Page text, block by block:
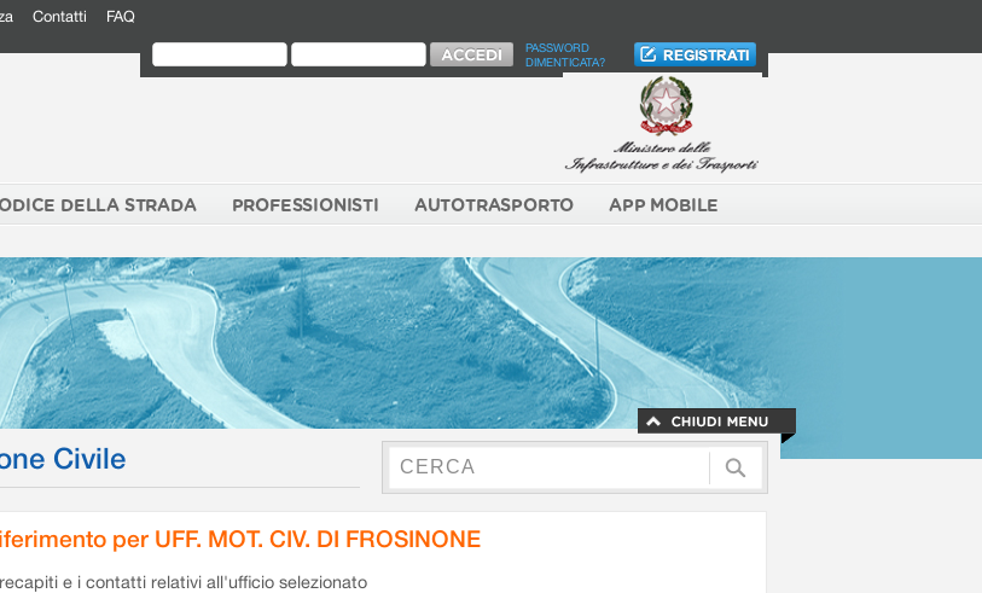
Contatti FAQ
PASSWORD
DIMENTICATA?
DELLA STRADA PROFESSIONISTI AUTOTRASPORTO APP MOBILE
Civile
per UFF. MOT. CIV. DI FROSINONE
e i contatti relativi all'ufficio selezionato